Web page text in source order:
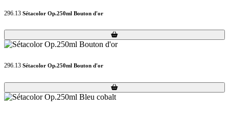
296.13 Sétacolor Op.250ml Bouton d'or
Loading...
Loading...
296.13 Sétacolor Op.250ml Bouton d'or
Loading...
Loading...